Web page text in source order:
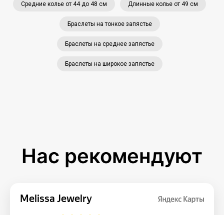
Средние колье от 44 до 48 см Длинные колье от 49 см
Браслеты на тонкое запястье
Браслеты на среднее запястье
Браслеты на широкое запястье
Нас рекомендуют